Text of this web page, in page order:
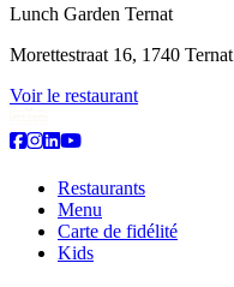
Lunch Garden Ternat
Morettestraat 16, 1740 Ternat
Voir le restaurant
Restaurants
Menu
Carte de fidélité
Kids